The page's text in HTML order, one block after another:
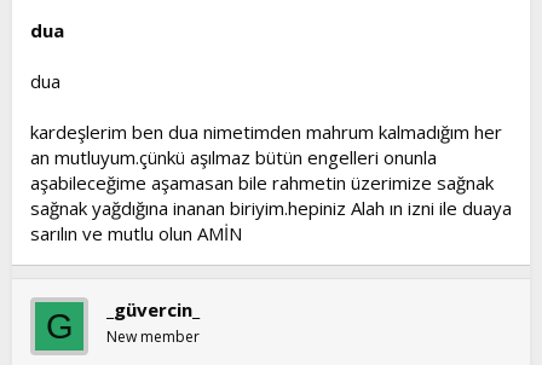
dua
dua
kardeşlerim ben dua nimetimden mahrum kalmadığım her
an mutluyum.çünkü aşılmaz bütün engelleri onunla
aşabileceğime aşamasan bile rahmetin üzerimize sağnak
sağnak yağdığına inanan biriyim.hepiniz Alah ın izni ile duaya
sarılın ve mutlu olun AMİN
G _güvercin_
New member